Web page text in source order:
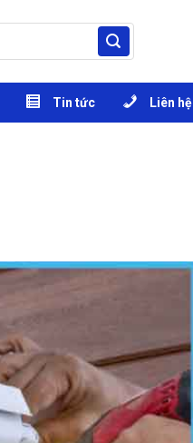
Tin tức Liên hệ